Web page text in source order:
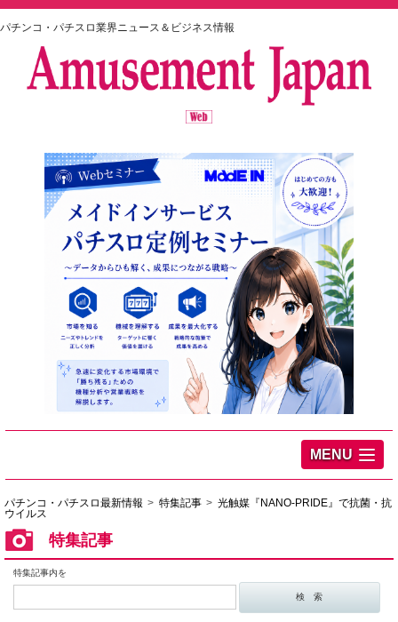
パチンコ・パチスロ業界ニュース＆ビジネス情報
MENU
パチンコ・パチスロ最新情報 特集記事
光触媒『NANO‐PRIDE』で抗菌・抗
ウイルス
特集記事
特集記事内を